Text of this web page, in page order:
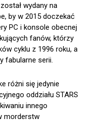
wydany na
by w 2015 doczekać
PC i konsole obecnej
fanów, którzy
cyklu z 1996 roku, a
fabularne serii.
różni się jedynie
oddziału STARS
innego
morderstw